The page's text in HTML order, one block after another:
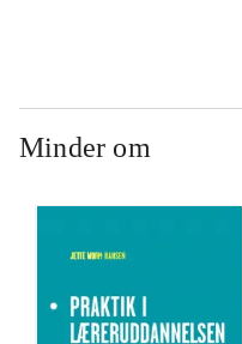
Minder om